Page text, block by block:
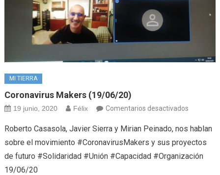
MI TIERRA
Coronavirus Makers (19/06/20)
19 junio, 2020 Félix Comentarios desactivadosen
Makers
(19/06/
Roberto Casasola, Javier Sierra y Mirian Peinado, nos hablan
sobre el movimiento #CoronavirusMakers y sus proyectos
de futuro #Solidaridad #Unión #Capacidad #Organización
19/06/20